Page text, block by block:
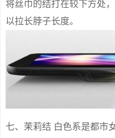
将丝巾的结打在较下方处
以拉长脖子长度。
七、茉莉结 白色系是都市